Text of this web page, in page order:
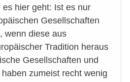
hier geht: Ist es nur
Gesellschaften
wenn diese aus
Tradition heraus
Gesellschaften und
zumeist recht wenig